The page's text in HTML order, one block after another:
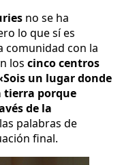
no se ha
lo que sí es
comunidad con la
los cinco centros
un lugar donde
tierra porque
de la
palabras de
final.